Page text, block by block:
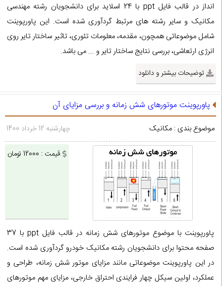
انداز در قالب فایل ppt با 24 اسلاید برای دانشجویان رشته مهندسی
مکانیک و سایر رشته های مرتبط گردآوری شده است. این پاورپوینت
شامل موضوعاتی همچون، مقدمه، معلومات تئوری، تاثیر ساختار تایر روی
انرژی ارتعاشی، بررسی نتایج ساختار تایر و ... می باشد.
توضیحات بیشتر و دانلود
پاورپوینت موتورهای شش زمانه و بررسی مزایای آن
موضوع بندی : مکانیک چهارشنبه 12 خرداد 1400
قیمت : 12000 تومان
پاورپوینت با موضوع موتورهای شش زمانه در قالب فایل ppt با 37
صفحه محتوا برای دانشجویان رشته مکانیک خودرو گردآوری شده است.
در این پاورپوینت موضوعاتی مانند مزایای موتور شش زمانه، طراحی و
عملکرد، اولین سیکل چهار فرایندی احتراق خارجی، مزایای مهم موتورهای